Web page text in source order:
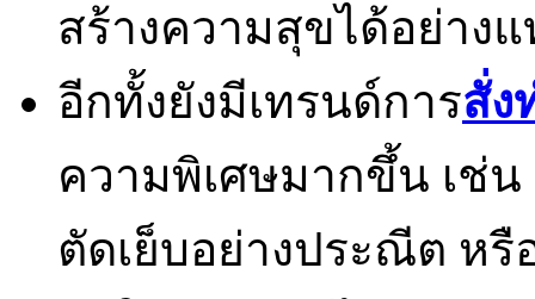
สร้างความสุขได้อย่างแ
อีกทั้งยังมีเทรนด์การสั่ง
ความพิเศษมากขึ้น เช่
ตัดเย็บอย่างประณีต ห